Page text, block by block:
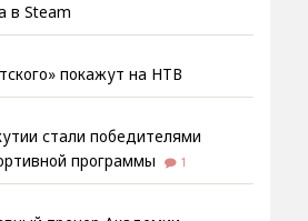
в Steam
покажут на НТВ
стали победителями
программы
1